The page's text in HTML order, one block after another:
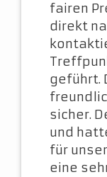
fairen
direkt
geführt.
sicher.
und
für
eine